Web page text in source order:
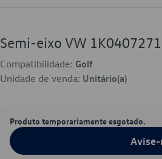
Semi-eixo VW
Compatibilidade: Golf
Unidade de venda: Unitário(a)
Produto temporariamente esgotado.